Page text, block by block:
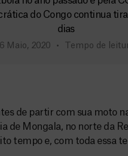
do Congo continua
dias
6 Maio, 2020 Tempo de
de partir com sua moto
de Mongala, no norte da
tempo e, com toda essa